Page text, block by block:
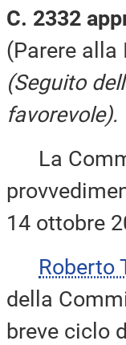
C. 2332
(Parere alla
(Seguito
favorevole).
La
14 ottobre
Roberto
della
breve ciclo